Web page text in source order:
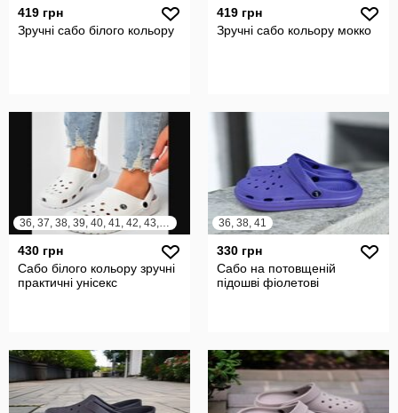
419 грн
Зручні сабо білого кольору
419 грн
Зручні сабо кольору мокко
36, 37, 38, 39, 40, 41, 42, 43, 44, 45
430 грн
Сабо білого кольору зручні
практичні унісекс
36, 38, 41
330 грн
Сабо на потовщеній
підошві фіолетові